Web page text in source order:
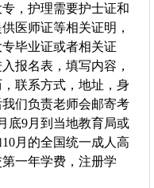
，护理需要护士证和
医师证等相关证明，
毕业证或者相关证
报名表，填写内容，
联系方式，地址，身
们负责老师会邮寄考
底9月到当地教育局或
月的全国统一成人高
一年学费，注册学